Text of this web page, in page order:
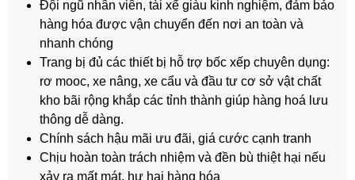
Đội ngũ nhân viên, tài xế giàu kinh nghiệm, đảm bảo
hàng hóa được vận chuyển đến nơi an toàn và
nhanh chóng
Trang bị đủ các thiết bị hỗ trợ bốc xếp chuyên dụng:
rơ mooc, xe nâng, xe cẩu và đầu tư cơ sở vật chất
kho bãi rộng khắp các tỉnh thành giúp hàng hoá lưu
thông dễ dàng.
Chính sách hậu mãi ưu đãi, giá cước cạnh tranh
Chịu hoàn toàn trách nhiệm và đền bù thiệt hại nếu
xảy ra mất mát, hư hại hàng hóa